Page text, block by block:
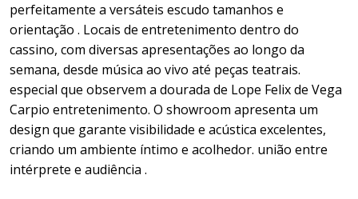
perfeitamente a versáteis escudo tamanhos e
orientação . Locais de entretenimento dentro do
cassino, com diversas apresentações ao longo da
semana, desde música ao vivo até peças teatrais.
especial que observem a dourada de Lope Felix de Vega
Carpio entretenimento. O showroom apresenta um
design que garante visibilidade e acústica excelentes,
criando um ambiente íntimo e acolhedor. união entre
intérprete e audiência .